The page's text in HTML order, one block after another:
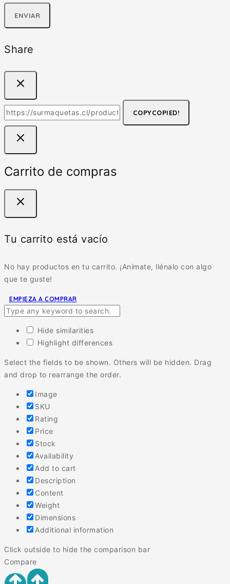
Share
COPYCOPIED!
Carrito de compras
Tu carrito está vacío
No hay productos en tu carrito. ¡Anímate, llénalo con algo
que te guste!
EMPIEZA A COMPRAR
Hide similarities
Highlight differences
Select the fields to be shown. Others will be hidden. Drag
and drop to rearrange the order.
Image
SKU
Rating
Price
Stock
Availability
Add to cart
Description
Content
Weight
Dimensions
Additional information
Click outside to hide the comparison bar
Compare